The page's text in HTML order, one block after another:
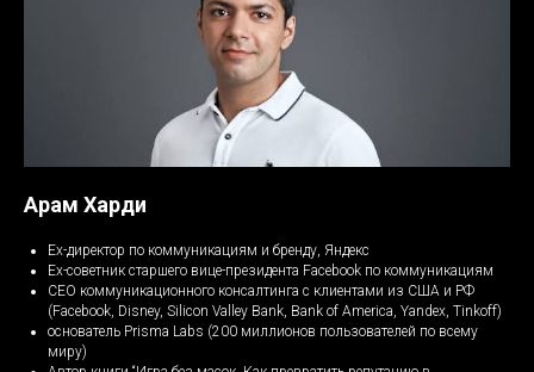
Арам Харди
Ex-директор по коммуникациям и бренду, Яндекс
Ex-советник старшего вице-президента Facebook по коммуникациям
СЕО коммуникационного консалтинга с клиентами из США и РФ
(Facebook, Disney, Silicon Valley Bank, Bank of America, Yandex, Tinkoff)
основатель Prisma Labs (200 миллионов пользователей по всему
миру)
в 15:00
Получить ссылку на
онлайн -трансляцию